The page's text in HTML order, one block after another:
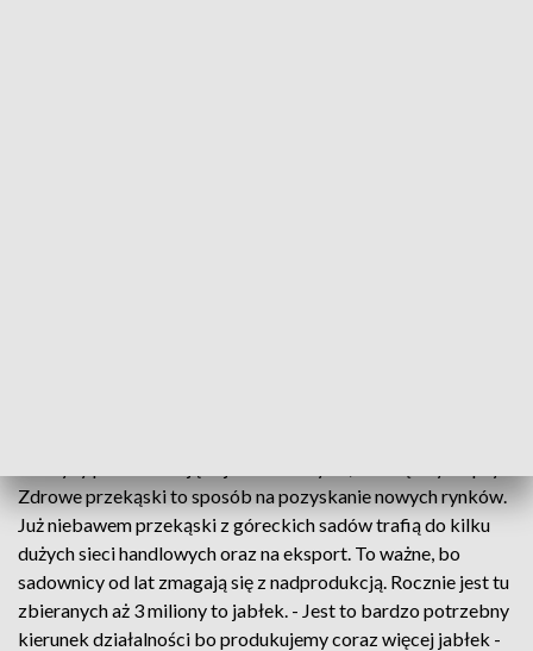
Zdrowe przekąski to sposób na pozyskanie nowych rynków.
Już niebawem przekąski z góreckich sadów trafią do kilku
dużych sieci handlowych oraz na eksport. To ważne, bo
sadownicy od lat zmagają się z nadprodukcją. Rocznie jest tu
zbieranych aż 3 miliony to jabłek. - Jest to bardzo potrzebny
kierunek działalności bo produkujemy coraz więcej jabłek -